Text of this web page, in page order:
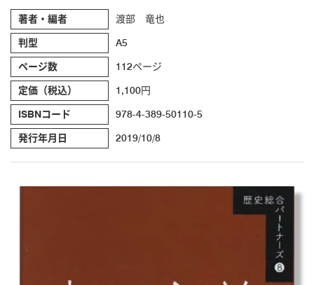
著者・編者 渡部 竜也
判型 A5
ページ数 112ページ
定価（税込） 1,100円
ISBNコード 978-4-389-50110-5
発行年月日 2019/10/8